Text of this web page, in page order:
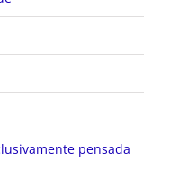
pensada